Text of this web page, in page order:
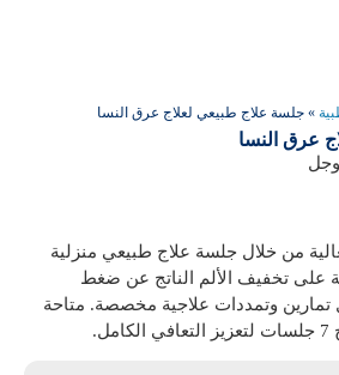
» جلسة علاج طبيعي لعلاج عرق النسا
عرق النسا
من خلال جلسة علاج طبيعي منزلية
على تخفيف الألم الناتج عن ضغط
وتمددات علاجية مخصصة. متاحة